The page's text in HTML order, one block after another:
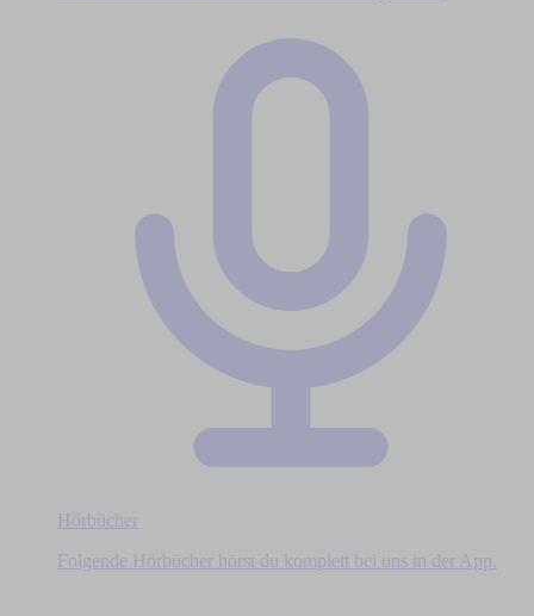
Hörbücher
Folgende Hörbücher hörst du komplett bei uns in der App.